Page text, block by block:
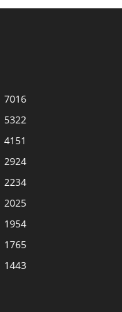
7016
5322
4151
2924
2234
2025
1954
1765
1443